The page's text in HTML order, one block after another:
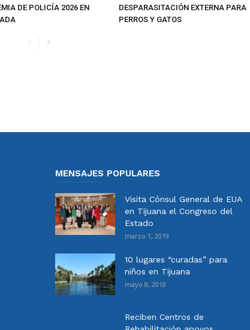
DE POLICÍA 2026 EN
DESPARASITACIÓN EXTERNA PARA
PERROS Y GATOS
MENSAJES POPULARES
Visita Cónsul General de EUA
en Tijuana el Congreso del
Estado
marzo 1, 2019
10 lugares “curadas” para
niños en Tijuana
mayo 8, 2018
Reciben Centros de